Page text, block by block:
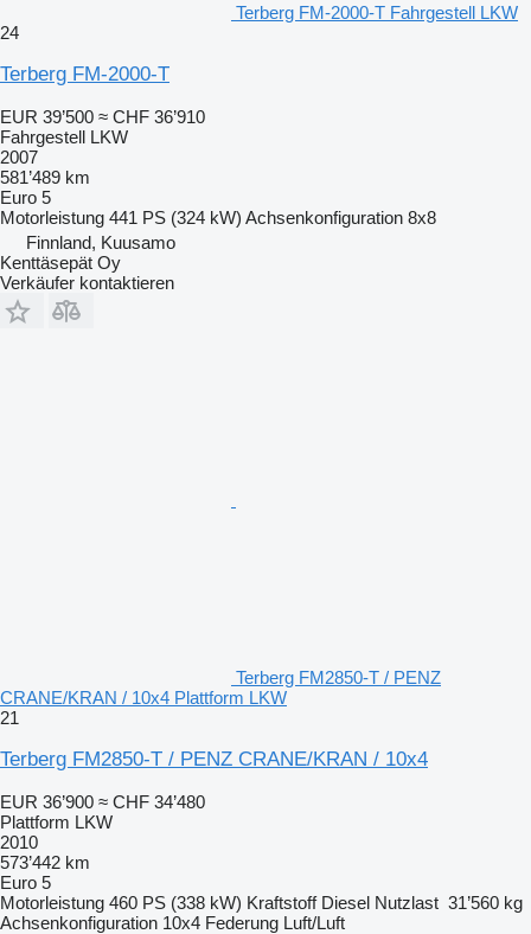
Terberg FM-2000-T Fahrgestell LKW
24
Terberg FM-2000-T
EUR 39’500 ≈ CHF 36’910
Fahrgestell LKW
2007
581’489 km
Euro 5
Motorleistung 441 PS (324 kW) Achsenkonfiguration 8x8
Finnland, Kuusamo
Kenttäsepät Oy
Verkäufer kontaktieren
Terberg FM2850-T / PENZ
CRANE/KRAN / 10x4 Plattform LKW
21
Terberg FM2850-T / PENZ CRANE/KRAN / 10x4
EUR 36’900 ≈ CHF 34’480
Plattform LKW
2010
573’442 km
Euro 5
Motorleistung 460 PS (338 kW) Kraftstoff Diesel Nutzlast 31’560 kg
Achsenkonfiguration 10x4 Federung Luft/Luft